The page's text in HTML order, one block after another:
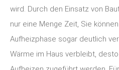
wird. Durch den Einsatz von
nur eine Menge Zeit, Sie
Aufheizphase sogar deutlich
Wärme im Haus verbleibt,